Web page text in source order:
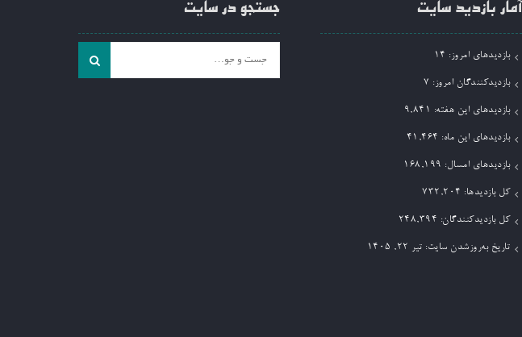
آمار بازدید سایت
بازدیدهای امروز: 14
بازدیدکنندگان امروز: 7
بازدیدهای این هفته: 9,841
بازدیدهای این ماه: 41,464
بازدیدهای امسال: 168,199
کل بازدیدها: 732,204
کل بازدیدکنند‌گان: 248,394
تاریخ به‌روزشدن سایت: تیر ۲۲, ۱۴۰۵
جستجو در سایت